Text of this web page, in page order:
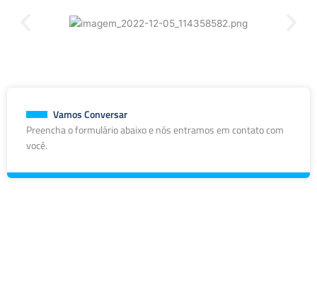
Vamos Conversar
Preencha o formulário abaixo e nós entramos em contato com
você.